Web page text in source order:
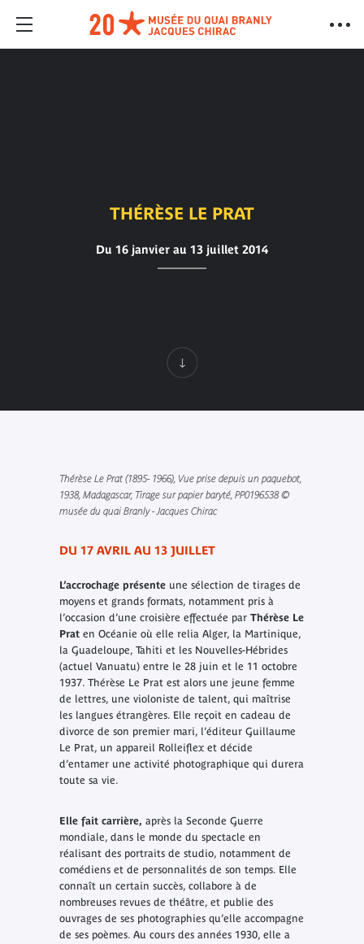
THÉRÈSE LE PRAT
Du 16 janvier au 13 juillet 2014
Thérèse Le Prat (1895- 1966), Vue prise depuis un paquebot,
1938, Madagascar, Tirage sur papier baryté, PP0196538 ©
musée du quai Branly - Jacques Chirac
DU 17 AVRIL AU 13 JUILLET
L’accrochage présenteune sélection de tirages de
moyens et grands formats, notamment pris à
l’occasion d’une croisière effectuée par Thérèse Le
Praten Océanie où elle relia Alger, la Martinique,
la Guadeloupe, Tahiti et les Nouvelles-Hébrides
(actuel Vanuatu) entre le 28 juin et le 11 octobre
1937. Thérèse Le Prat est alors une jeune femme
de lettres, une violoniste de talent, qui maîtrise
les langues étrangères. Elle reçoit en cadeau de
divorce de son premier mari, l’éditeur Guillaume
Le Prat, un appareil Rolleiflex et décide
d’entamer une activité photographique qui durera
toute sa vie.
Elle fait carrière, après la Seconde Guerre
mondiale, dans le monde du spectacle en
réalisant des portraits de studio, notamment de
comédiens et de personnalités de son temps. Elle
connaît un certain succès, collabore à de
nombreuses revues de théâtre, et publie des
ouvrages de ses photographies qu’elle accompagne
de ses poèmes. Au cours des années 1930, elle a